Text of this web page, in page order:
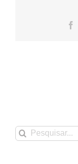
Buscar
resultados